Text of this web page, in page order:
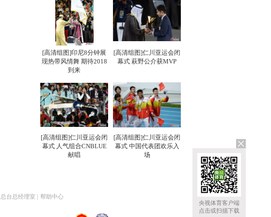
央视体育客户端
点击或扫描下载
[高清组图]印尼8分钟展
现热带风情舞 期待2018
到来
[高清组图]仁川亚运会闭
幕式 萩野公介获MVP
[高清组图]仁川亚运会闭
幕式 人气组合CNBLUE
献唱
[高清组图]仁川亚运会闭
幕式 中国代表团欢乐入
场
总台总经理室 帮助中心